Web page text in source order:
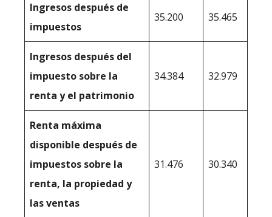
Ingresos después de
impuestos
35.200 35.465
Ingresos después del
impuesto sobre la
renta y el patrimonio
34.384 32.979
Renta máxima
disponible después de
impuestos sobre la
renta, la propiedad y
las ventas
31.476 30.340